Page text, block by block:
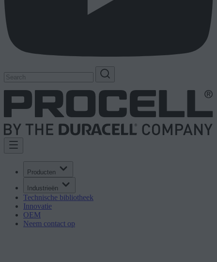
Producten
Industrieën
Technische bibliotheek
Innovatie
OEM
Neem contact op